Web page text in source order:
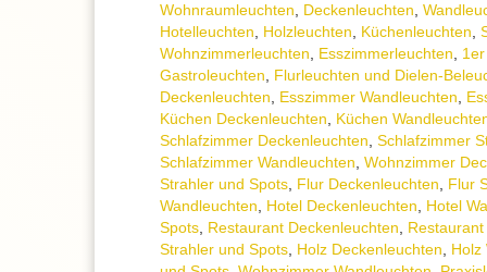
Wohnraum­leuchten, Decken­leuchten,
Hotelleuchten, Holzleuchten, Küchenleuchten,
Wohnzimmer­leuchten, Esszimmer­­leuchten,
Gastroleuchten, Flurleuchten und Dielen-
Deckenleuchten, Esszimmer Wandleuchten,
Küchen Deckenleuchten, Küchen
Schlafzimmer Deckenleuchten, Schlafzimmer
Schlafzimmer Wandleuchten, Wohnzimmer
Strahler und Spots, Flur Deckenleuchten, Flur
Wandleuchten, Hotel Deckenleuchten, Hotel
Spots, Restaurant Deckenleuchten,
Strahler und Spots, Holz Deckenleuchten, Holz